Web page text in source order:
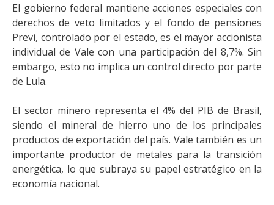
El gobierno federal mantiene acciones especiales con
derechos de veto limitados y el fondo de pensiones
Previ, controlado por el estado, es el mayor accionista
individual de Vale con una participación del 8,7%. Sin
embargo, esto no implica un control directo por parte
de Lula.
El sector minero representa el 4% del PIB de Brasil,
siendo el mineral de hierro uno de los principales
productos de exportación del país. Vale también es un
importante productor de metales para la transición
energética, lo que subraya su papel estratégico en la
economía nacional.